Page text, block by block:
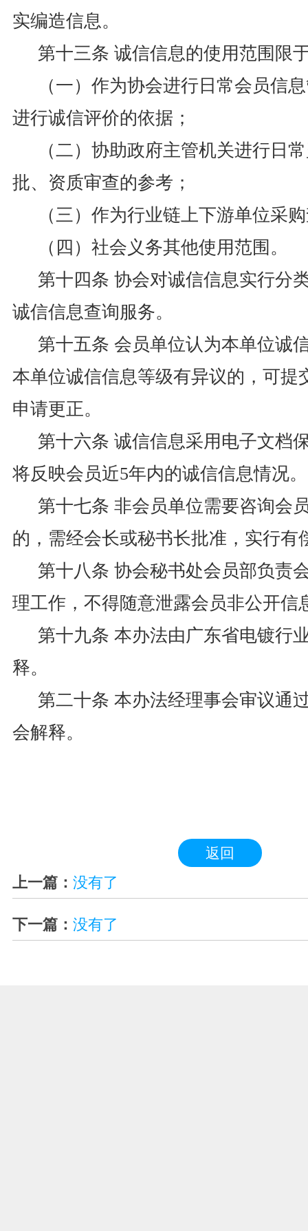
实编造信息。
第十三条 诚信信息的使用范围限
（一）作为协会进行日常会员信
进行诚信评价的依据；
（二）协助政府主管机关进行日
批、资质审查的参考；
（三）作为行业链上下游单位采
（四）社会义务其他使用范围。
第十四条 协会对诚信信息实行分
诚信信息查询服务。
第十五条 会员单位认为本单位诚
本单位诚信信息等级有异议的，可提
申请更正。
第十六条 诚信信息采用电子文档
将反映会员近5年内的诚信信息情况。
第十七条 非会员单位需要咨询会
的，需经会长或秘书长批准，实行有
第十八条 协会秘书处会员部负责
理工作，不得随意泄露会员非公开信
第十九条 本办法由广东省电镀行
释。
第二十条 本办法经理事会审议通
会解释。
返回
上一篇： 没有了
下一篇： 没有了